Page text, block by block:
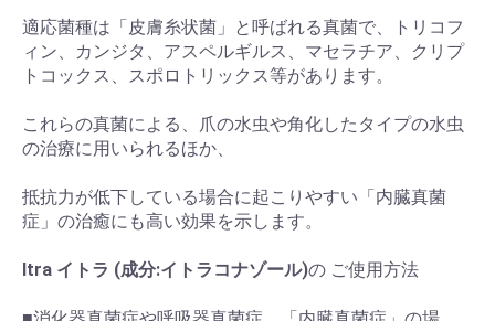
適応菌種は「皮膚糸状菌」と呼ばれる真菌で、トリコフ
ィン、カンジタ、アスペルギルス、マセラチア、クリプ
トコックス、スポロトリックス等があります。
これらの真菌による、爪の水虫や角化したタイプの水虫
の治療に用いられるほか、
抵抗力が低下している場合に起こりやすい「内臓真菌
症」の治癒にも高い効果を示します。
Itra イトラ (成分:イトラコナゾール)の ご使用方法